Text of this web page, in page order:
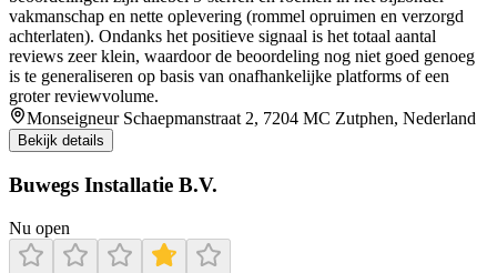
vakmanschap en nette oplevering (rommel opruimen en verzorgd
achterlaten). Ondanks het positieve signaal is het totaal aantal
reviews zeer klein, waardoor de beoordeling nog niet goed genoeg
is te generaliseren op basis van onafhankelijke platforms of een
groter reviewvolume.
Monseigneur Schaepmanstraat 2, 7204 MC Zutphen, Nederland
Bekijk details
Buwegs Installatie B.V.
Nu open